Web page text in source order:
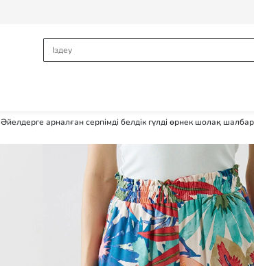
Әйелдерге арналған серпімді белдік гүлді өрнек шолақ шалбар